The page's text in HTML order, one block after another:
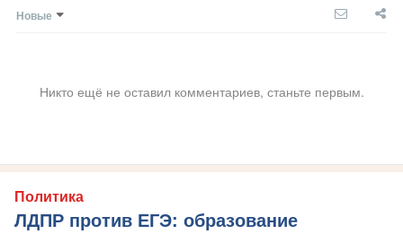
Новые
Никто ещё не оставил комментариев, станьте первым.
Политика
ЛДПР против ЕГЭ: образование